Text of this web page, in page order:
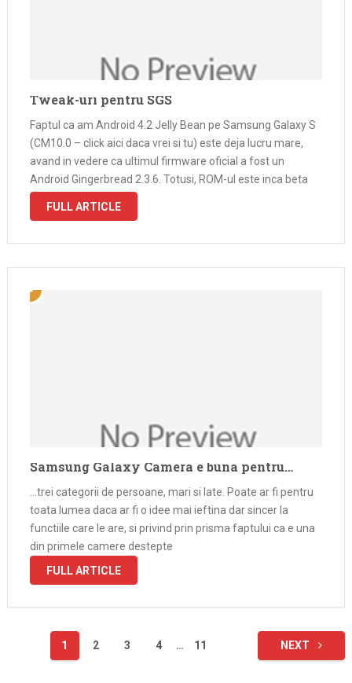
Tweak-uri pentru SGS
Faptul ca am Android 4.2 Jelly Bean pe Samsung Galaxy S
(CM10.0 – click aici daca vrei si tu) este deja lucru mare,
avand in vedere ca ultimul firmware oficial a fost un
Android Gingerbread 2.3.6. Totusi, ROM-ul este inca beta
iar memoria si procesorul de …
FULL ARTICLE
Samsung Galaxy Camera e buna pentru…
…trei categorii de persoane, mari si late. Poate ar fi pentru
toata lumea daca ar fi o idee mai ieftina dar sincer la
functiile care le are, si privind prin prisma faptului ca e una
din primele camere destepte
FULL ARTICLE
Paginație
articole
1 2 3 4 … 11 NEXT